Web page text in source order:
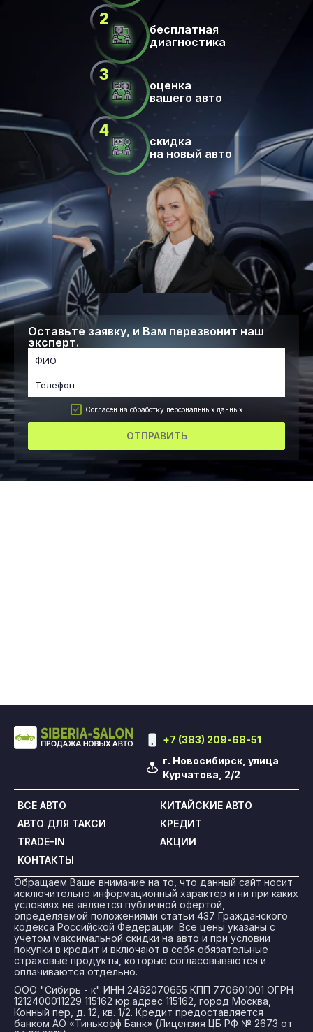
Оставьте заявку, и Вам перезвонит наш
эксперт.
Согласен на обработку персональных данных
ОТПРАВИТЬ
бесплатная
диагностика
оценка
вашего авто
скидка
на новый авто
+7 (383) 209-68-51
г. Новосибирск, улица
Курчатова, 2/2
ВСЕ АВТО
КИТАЙСКИЕ АВТО
АВТО ДЛЯ ТАКСИ
КРЕДИТ
TRADE-IN
АКЦИИ
КОНТАКТЫ
Обращаем Ваше внимание на то, что данный сайт носит
исключительно информационный характер и ни при каких
условиях не является публичной офертой,
определяемой положениями статьи 437 Гражданского
кодекса Российской Федерации. Все цены указаны с
учетом максимальной скидки на авто и при условии
покупки в кредит и включают в себя обязательные
страховые продукты, которые согласовываются и
оплачиваются отдельно.
ООО "Сибирь - к" ИНН 2462070655 КПП 770601001 ОГРН
1212400011229 115162 юр.адрес 115162, город Москва,
Конный пер, д. 12, кв. 1/2. Кредит предоставляется
банком АО «Тинькофф Банк» (Лицензия ЦБ РФ № 2673 от